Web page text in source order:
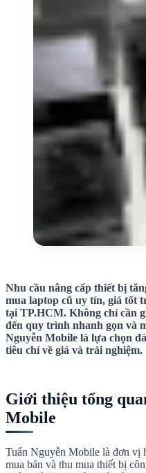
Nhu cầu nâng cấp thiết bị
mua laptop cũ uy tín, giá tốt
tại TP.HCM. Không chỉ cần
đến quy trình nhanh gọn và
Nguyễn Mobile là lựa chọn
tiêu chí về giá và trải nghiệm.
Giới thiệu tổng
Mobile
Tuấn Nguyễn Mobile là đơn vị
mua bán và thu mua thiết bị